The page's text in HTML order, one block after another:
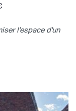
l'espace d'un